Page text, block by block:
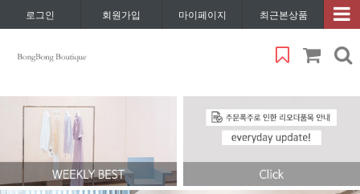
로그인 회원가입 마이페이지 최근본상품